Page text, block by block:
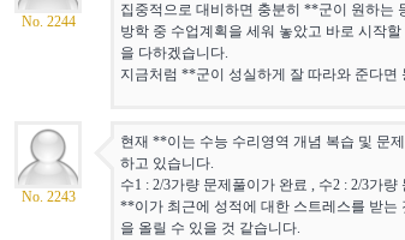
No. 2244
집중적으로 대비하면 충분히 **군이 원하는
방학 중 수업계획을 세워 놓았고 바로 시작
을 다하겠습니다.
지금처럼 **군이 성실하게 잘 따라와 준다면
No. 2243
현재 **이는 수능 수리영역 개념 복습 및 문
하고 있습니다.
수1 : 2/3가량 문제풀이가 완료 , 수2 : 2/3가
**이가 최근에 성적에 대한 스트레스를 받는
을 올릴 수 있을 것 같습니다.